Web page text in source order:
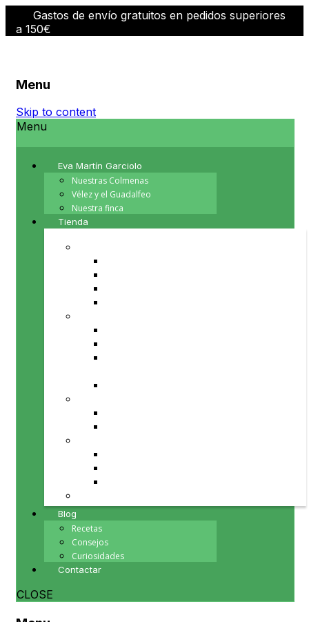
Gastos de envío gratuitos en pedidos superiores
a 150€
Menu
Skip to content
Menu
Eva Martín Garciolo
Nuestras Colmenas
Vélez y el Guadalfeo
Nuestra finca
Tienda
Blog
Recetas
Consejos
Curiosidades
Contactar
CLOSE